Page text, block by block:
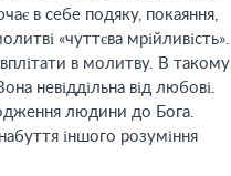
в себе подяку, покаяння,
«чуттєва мрійливість».
в молитву. В такому
невіддільна від любові.
людини до Бога.
іншого розуміння